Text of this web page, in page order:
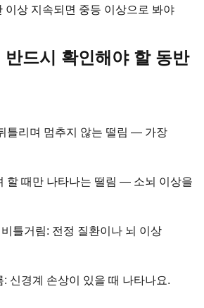
이상 지속되면 중등 이상으로 봐야
반드시 확인해야 할 동반
틀리며 멈추지 않는 떨림 — 가장
할 때만 나타나는 떨림 — 소뇌 이상을
틀거림: 전정 질환이나 뇌 이상
: 신경계 손상이 있을 때 나타나요.